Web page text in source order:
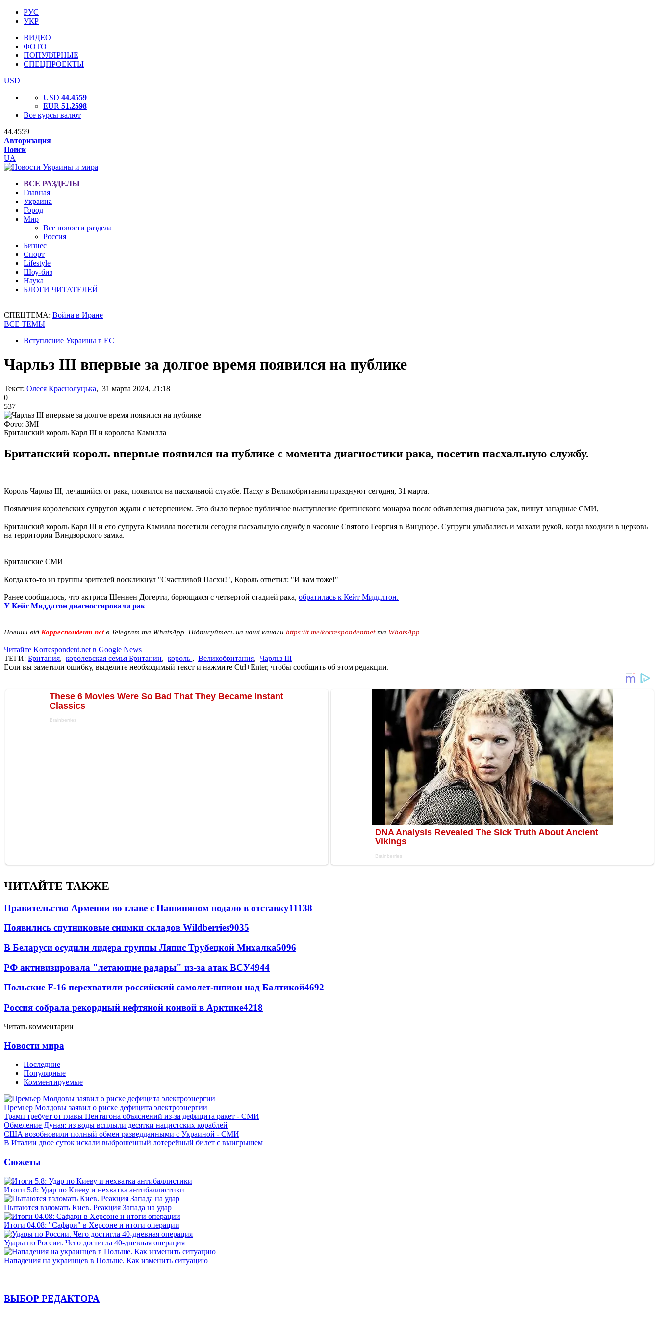
РУС
УКР
ВИДЕО
ФОТО
ПОПУЛЯРНЫЕ
СПЕЦПРОЕКТЫ
USD
USD 44.4559
EUR 51.2598
Все курсы валют
44.4559
Авторизация
Поиск
UA
ВСЕ РАЗДЕЛЫ
Главная
Украина
Город
Мир
Все новости раздела
Россия
Бизнес
Спорт
Lifestyle
Шоу-биз
Наука
БЛОГИ ЧИТАТЕЛЕЙ
СПЕЦТЕМА: Война в Иране
ВСЕ ТЕМЫ
Вступление Украины в ЕС
Чарльз III впервые за долгое время появился на публике
Текст: Олеся Краснолуцька, 31 марта 2024, 21:18
0
537
Фото: ЗМІ
Британский король Карл III и королева Камилла
Британский король впервые появился на публике с момента диагностики рака, посетив пасхальную службу.
Король Чарльз III, лечащийся от рака, появился на пасхальной службе. Пасху в Великобритании празднуют сегодня, 31 марта.
Появления королевских супругов ждали с нетерпением. Это было первое публичное выступление британского монарха после объявления диагноза рак, пишут западные СМИ,
Британский король Карл III и его супруга Камилла посетили сегодня пасхальную службу в часовне Святого Георгия в Виндзоре. Супруги улыбались и махали рукой, когда входили в церковь
на территории Виндзорского замка.
Британские СМИ
Когда кто-то из группы зрителей воскликнул "Счастливой Пасхи!", Король ответил: "И вам тоже!"
Ранее сообщалось, что актриса Шеннен Догерти, борющаяся с четвертой стадией рака, обратилась к Кейт Миддлтон.
У Кейт Миддлтон диагностировали рак
Новини від Корреспондент.netв Telegram та WhatsApp. Підписуйтесь на наші канали https://t.me/korrespondentnetта WhatsApp
Читайте Korrespondent.net в Google News
ТЕГИ: Британия, королевская семья Британии, король , Великобритания, Чарльз ІІІ
Если вы заметили ошибку, выделите необходимый текст и нажмите Ctrl+Enter, чтобы сообщить об этом редакции.
ЧИТАЙТЕ ТАКЖЕ
Правительство Армении во главе с Пашиняном подало в отставку11138
Появились спутниковые снимки складов Wildberries9035
В Беларуси осудили лидера группы Ляпис Трубецкой Михалка5096
РФ активизировала "летающие радары" из-за атак ВСУ4944
Польские F-16 перехватили российский самолет-шпион над Балтикой4692
Россия собрала рекордный нефтяной конвой в Арктике4218
Читать комментарии
Новости мира
Последние
Популярные
Комментируемые
Премьер Молдовы заявил о риске дефицита электроэнергии
Трамп требует от главы Пентагона объяснений из-за дефицита ракет - СМИ
Обмеление Дуная: из воды всплыли десятки нацистских кораблей
США возобновили полный обмен разведданными с Украиной - СМИ
В Италии двое суток искали выброшенный лотерейный билет с выигрышем
Сюжеты
Итоги 5.8: Удар по Киеву и нехватка антибаллистики
Пытаются взломать Киев. Реакция Запада на удар
Итоги 04.08: "Сафари" в Херсоне и итоги операции
Удары по России. Чего достигла 40-дневная операция
Нападения на украинцев в Польше. Как изменить ситуацию
ВЫБОР РЕДАКТОРА